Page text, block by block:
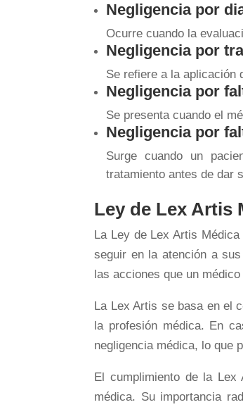
Negligencia por
Ocurre cuando la
Negligencia por
Se refiere a la aplicación
Negligencia por
Se presenta cuando el
Negligencia por
Surge cuando un
tratamiento antes de dar
Ley de Lex Artis
La Ley de Lex Artis
seguir en la atención a
las acciones que un
La Lex Artis se basa en el
la profesión médica. En
negligencia médica, lo que
El cumplimiento de la
médica. Su importancia